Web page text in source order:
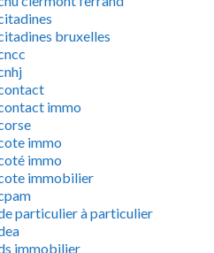
bruxelles
immo
immo
immo
immobilier
particulier à particulier
immobilier